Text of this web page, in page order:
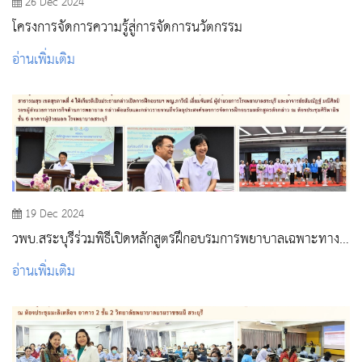
โครงการจัดการความรู้สู่การจัดการนวัตกรรม
อ่านเพิ่มเติม
19 Dec 2024
วพบ.สระบุรีร่วมพิธีเปิดหลักสูตรฝึกอบรมการพยาบาลเฉพาะทาง
รูปแบบ Post Baccalaureate Residency Training ณ โรง
พยาบาลสระบุรี
อ่านเพิ่มเติม